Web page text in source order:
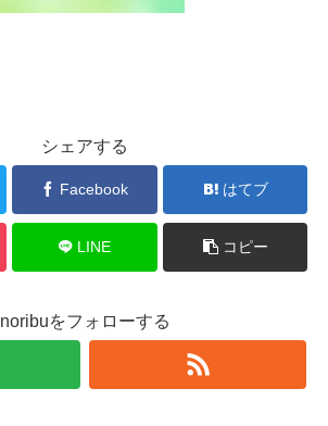
シェアする
Facebook はてブ
LINE コピー
noribuをフォローする